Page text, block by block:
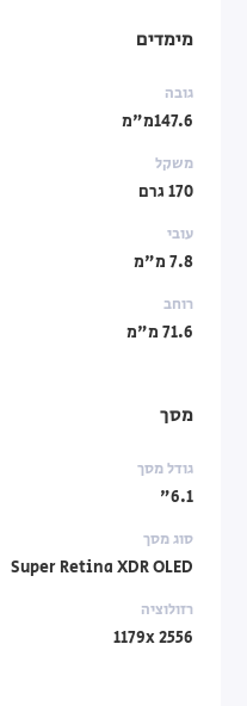
מימדים
גובה
147.6מ"מ
משקל
170 גרם
עובי
7.8 מ"מ
רוחב
71.6 מ"מ
מסך
גודל מסך
6.1"
סוג מסך
Super Retina XDR OLED
רזולוציה
1179x 2556